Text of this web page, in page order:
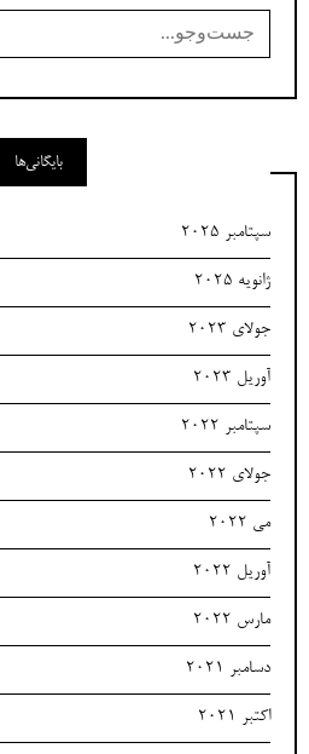
برای:
بایگانی‌ها
سپتامبر 2025
ژانویه 2025
جولای 2023
آوریل 2023
سپتامبر 2022
جولای 2022
می 2022
آوریل 2022
مارس 2022
دسامبر 2021
اکتبر 2021